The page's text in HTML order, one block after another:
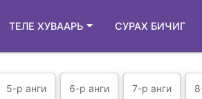
ТЕЛЕ ХУВААРЬ СУРАХ БИЧИГ
5-р анги 6-р анги 7-р анги